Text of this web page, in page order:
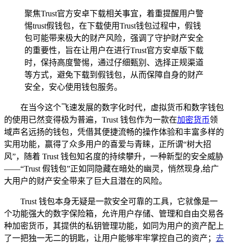
聚焦Trust官方安卓下载相关事宜，着重提醒用户警
惕trust假钱包，在下载使用Trust钱包过程中，假钱
包可能带来极大的财产风险，强调了守护财产安全
的重要性，旨在让用户在进行Trust官方安卓版下载
时，保持高度警惕，通过仔细甄别、选择正规渠道
等方式，避免下载到假钱包，从而保障自身的财产
安全，安心使用钱包服务。
在当今这个飞速发展的数字化时代，虚拟货币和数字钱包
的使用已然变得极为普遍，Trust 钱包作为一款在加密货币领
域声名远扬的钱包，凭借其便捷流畅的操作体验和丰富多样的
实用功能，赢得了众多用户的喜爱与青睐，正所谓“树大招
风”，随着 Trust 钱包知名度的持续攀升，一种新型的安全威胁
——“Trust 假钱包”正如同隐藏在暗处的幽灵，悄然现身,给广
大用户的财产安全带来了巨大且潜在的风险。
Trust 钱包本身无疑是一款安全可靠的工具，它就像是一
个功能强大的数字保险箱，允许用户存储、管理和自由交易各
种加密货币，其提供的私钥管理功能，如同为用户的资产配上
了一把独一无二的钥匙，让用户能够牢牢掌控自己的资产； 去